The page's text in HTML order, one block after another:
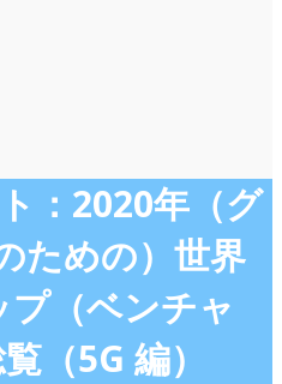
：2020年（グ
ための）世界
（ベンチャ
（5G 編）